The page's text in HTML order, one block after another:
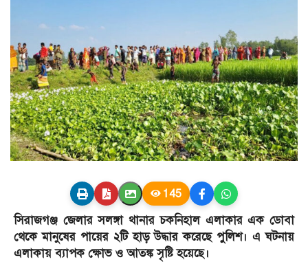
145
সিরাজগঞ্জ জেলার সলঙ্গা থানার চকনিহাল এলাকার এক ডোবা
থেকে মানুষের পায়ের ২টি হাড় উদ্ধার করেছে পুলিশ। এ ঘটনায়
এলাকায় ব্যাপক ক্ষোভ ও আতঙ্ক সৃষ্টি হয়েছে।